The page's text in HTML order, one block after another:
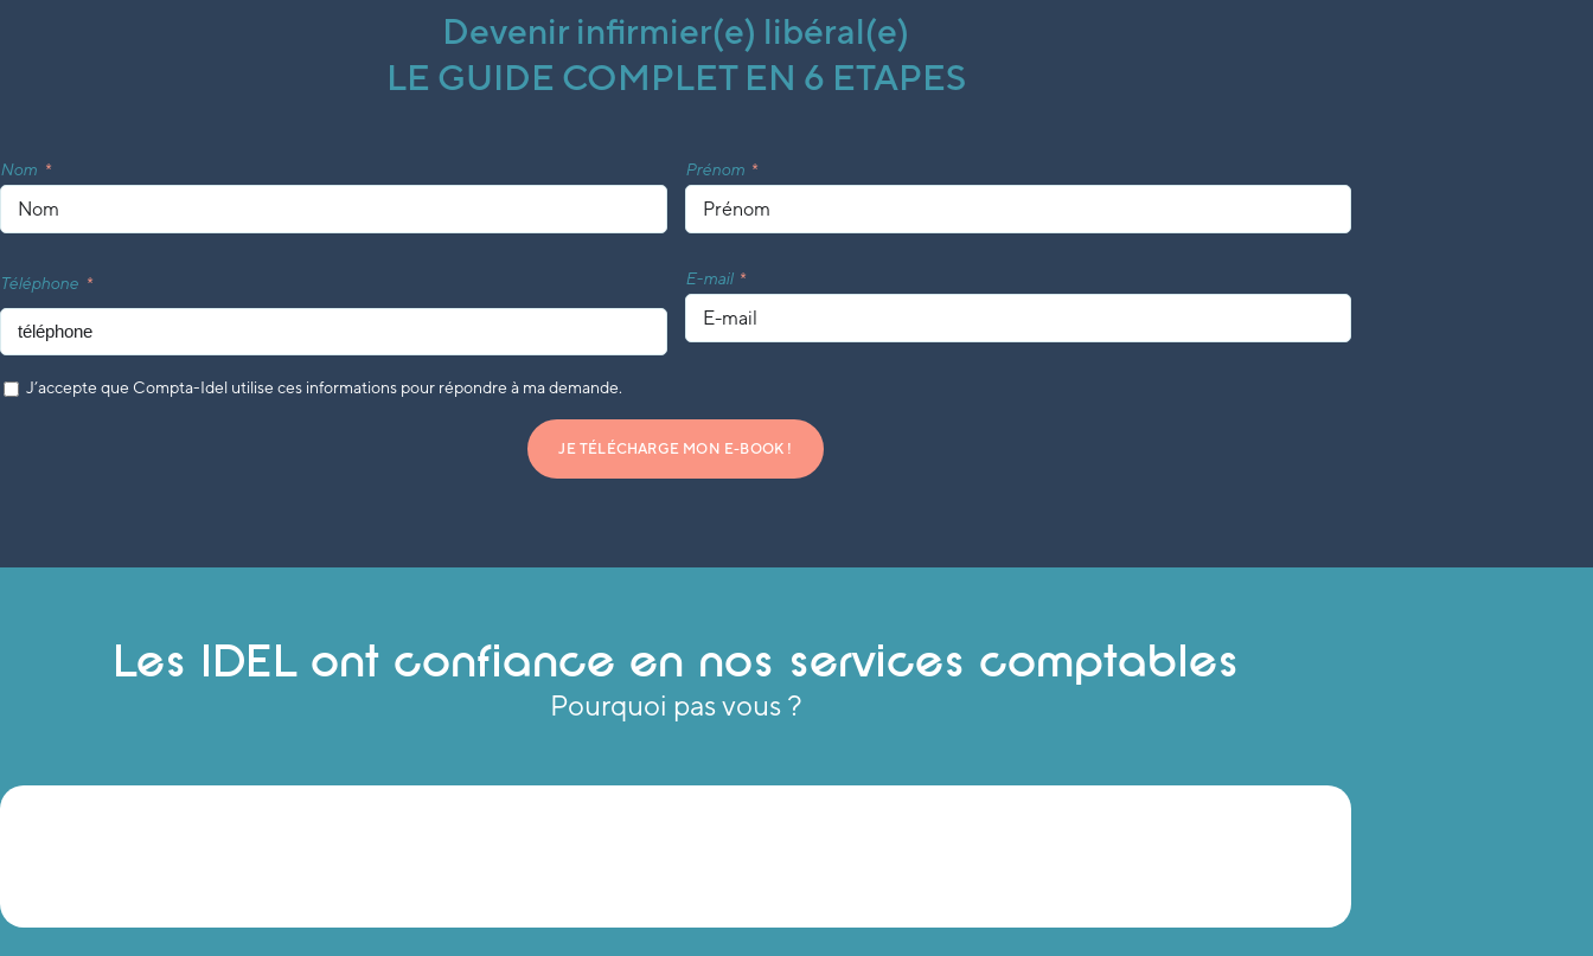
Devenir infirmier(e) libéral(e)
LE GUIDE COMPLET EN 6 ETAPES
Nom Prénom
Téléphone E-mail
J’accepte que Compta-Idel utilise ces informations pour répondre à ma demande.
JE TÉLÉCHARGE MON E-BOOK !
Les IDEL ont confiance en nos services comptables
Pourquoi pas vous ?